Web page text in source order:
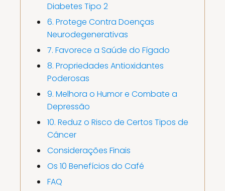
Diabetes Tipo 2
6. Protege Contra Doenças
Neurodegenerativas
7. Favorece a Saúde do Fígado
8. Propriedades Antioxidantes
Poderosas
9. Melhora o Humor e Combate a
Depressão
10. Reduz o Risco de Certos Tipos de
Câncer
Considerações Finais
Os 10 Benefícios do Café
FAQ